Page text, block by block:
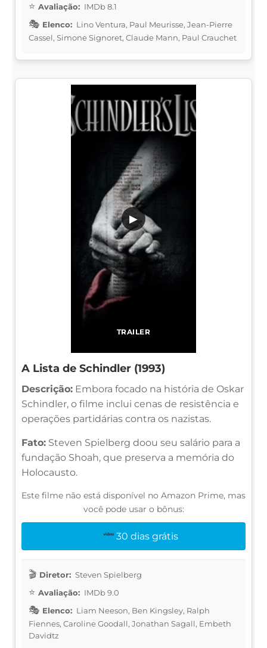
Avaliação: IMDb 8.1
Elenco: Lino Ventura, Paul Meurisse, Jean-Pierre
Cassel, Simone Signoret, Claude Mann, Paul Crauchet
TRAILER
▶
A Lista de Schindler (1993)
Descrição: Embora focado na história de Oskar
Schindler, o filme inclui cenas de resistência e
operações partidárias contra os nazistas.
Fato: Steven Spielberg doou seu salário para a
fundação Shoah, que preserva a memória do
Holocausto.
Este filme não está disponível no Amazon Prime, mas
você pode usar o bônus:
30 dias grátis
Diretor: Steven Spielberg
Avaliação: IMDb 9.0
Elenco: Liam Neeson, Ben Kingsley, Ralph
Fiennes, Caroline Goodall, Jonathan Sagall, Embeth
Davidtz